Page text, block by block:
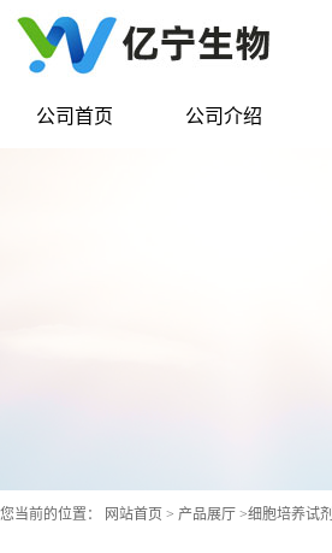
公司首页 公司介绍
您当前的位置： 网站首页 > 产品展厅 >细胞培养试剂